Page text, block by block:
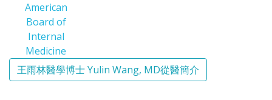
王雨林醫學博士 Yulin Wang, MD從醫簡介